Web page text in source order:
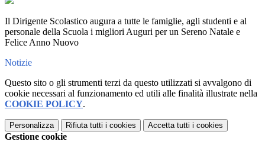
Il Dirigente Scolastico augura a tutte le famiglie, agli studenti e al
personale della Scuola i migliori Auguri per un Sereno Natale e
Felice Anno Nuovo
Notizie
Questo sito o gli strumenti terzi da questo utilizzati si avvalgono di
cookie necessari al funzionamento ed utili alle finalità illustrate nella
COOKIE POLICY.
Personalizza Rifiuta tutti i cookies Accetta tutti i cookies
Gestione cookie